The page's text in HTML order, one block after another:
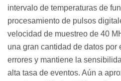
intervalo de temperaturas de
procesamiento de pulsos
velocidad de muestreo de 40
una gran cantidad de datos por
errores y mantiene la
alta tasa de eventos. Aún a